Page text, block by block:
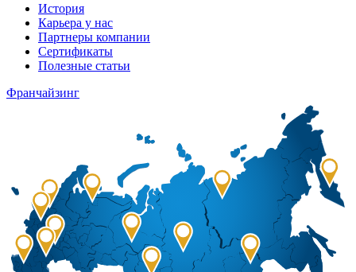
История
Карьера у нас
Партнеры компании
Сертификаты
Полезные статьи
Франчайзинг